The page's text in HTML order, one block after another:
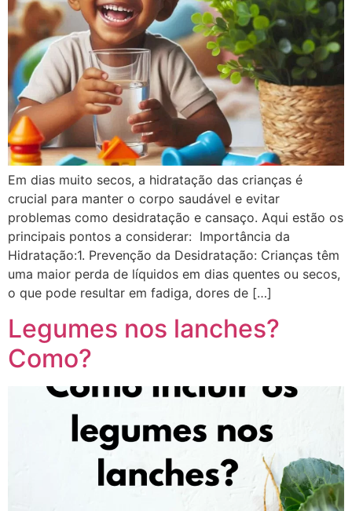
Em dias muito secos, a hidratação das crianças é
crucial para manter o corpo saudável e evitar
problemas como desidratação e cansaço. Aqui estão os
principais pontos a considerar: Importância da
Hidratação:1. Prevenção da Desidratação: Crianças têm
uma maior perda de líquidos em dias quentes ou secos,
o que pode resultar em fadiga, dores de […]
Legumes nos lanches?
Como?